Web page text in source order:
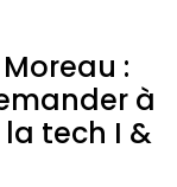
:
à
la tech I &